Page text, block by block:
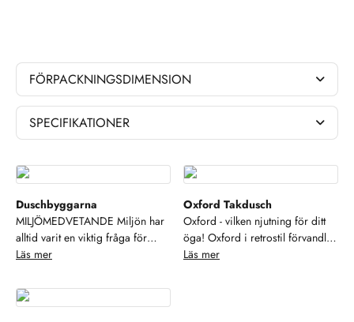
FÖRPACKNINGSDIMENSION
SPECIFIKATIONER
Duschbyggarna
MILJÖMEDVETANDE Miljön har
alltid varit en viktig fråga för
Duschbyggarna. Alltifrån små
resurssparande verksamhet till att
ställa höga miljökrav på våra
Läs mer
Oxford Takdusch
Oxford - vilken njutning för ditt
öga! Oxford i retrostil förvandlar
badrummet till en fridfull oas
Läs mer